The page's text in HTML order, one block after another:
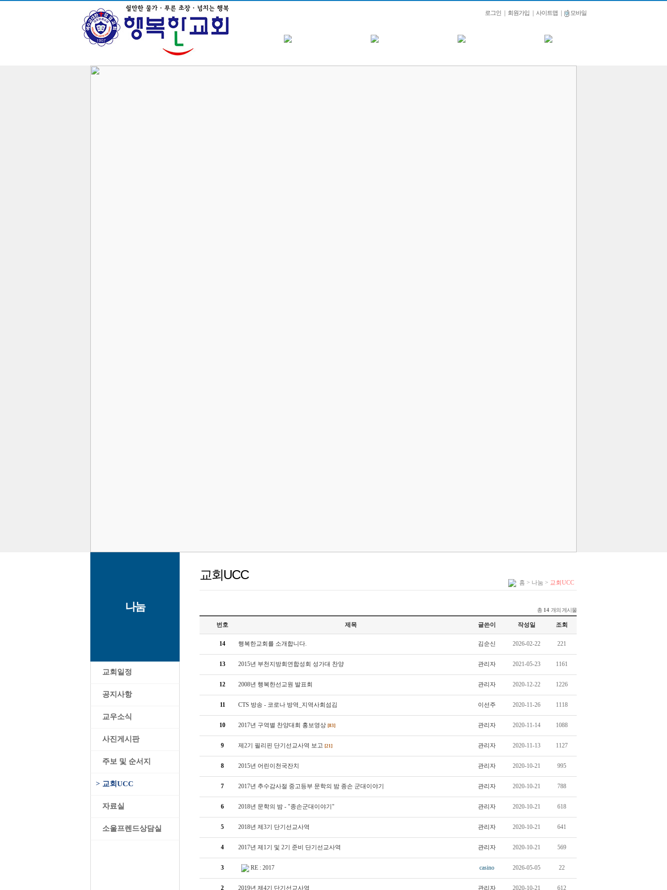
로그인 회원가입 사이트맵 모바일
나눔
교회일정
공지사항
교우소식
사진게시판
주보 및 순서지
> 교회UCC
자료실
소울프렌드상담실
교회UCC
홈 > 나눔 > 교회UCC
총 14 개의 게시물
번호 제목 글쓴이 작성일 조회
14 행복한교회를 소개합니다. 김순신 2026-02-22 221
13 2015년 부천지방회연합성회 성가대 찬양 관리자 2021-05-23 1161
12 2008년 행복한선교원 발표회 관리자 2020-12-22 1226
11 CTS 방송 - 코로나 방역_지역사회섬김 이선주 2020-11-26 1118
10 2017년 구역별 찬양대회 홍보영상 [83] 관리자 2020-11-14 1088
9 제2기 필리핀 단기선교사역 보고 [21] 관리자 2020-11-13 1127
8 2015년 어린이천국잔치 관리자 2020-10-21 995
7 2017년 추수감사절 중고등부 문학의 밤 종손 군대이야기 관리자 2020-10-21 788
6 2018년 문학의 밤 - "종손군대이야기" 관리자 2020-10-21 618
5 2018년 제3기 단기선교사역 관리자 2020-10-21 641
4 2017년 제1기 및 2기 준비 단기선교사역 관리자 2020-10-21 569
3 RE : 2017 casino 2026-05-05 22
2 2019년 제4기 단기선교사역 관리자 2020-10-21 612